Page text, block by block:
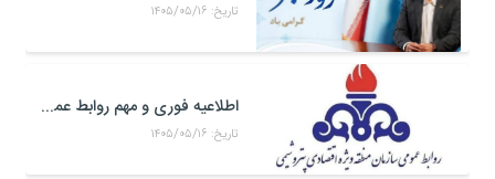
تاریخ: ۱۴۰۵/۰۵/۱۶
اطلاعیه فوری و مهم روابط عمومی و سخنگوی کمیته مدیریت بحران منطقه ويژه اقتصادی پتروشيمی
تاریخ: ۱۴۰۵/۰۵/۱۶